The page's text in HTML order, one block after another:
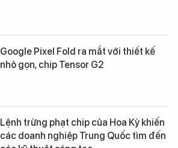
Google Pixel Fold ra mắt với thiết kế
nhỏ gọn, chip Tensor G2
Lệnh trừng phạt chip của Hoa Kỳ khiến
các doanh nghiệp Trung Quốc tìm đến